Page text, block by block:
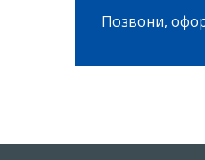
Позвони,